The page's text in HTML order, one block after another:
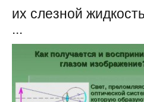
их слезной
...